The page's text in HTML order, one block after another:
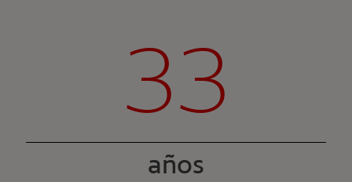
33
años